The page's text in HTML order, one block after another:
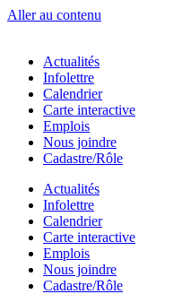
Aller au contenu
Actualités
Infolettre
Calendrier
Carte interactive
Emplois
Nous joindre
Cadastre/Rôle
Actualités
Infolettre
Calendrier
Carte interactive
Emplois
Nous joindre
Cadastre/Rôle